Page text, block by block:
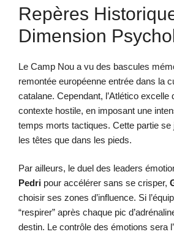
Repères
Dimension
Le Camp Nou a vu des bascules
remontée européenne entrée dans la
catalane. Cependant, l’Atlético excelle
contexte hostile, en imposant une
temps morts tactiques. Cette partie se
les têtes que dans les pieds.
Par ailleurs, le duel des leaders
Pedri pour accélérer sans se crisper,
choisir ses zones d’influence. Si
“respirer” après chaque pic
destin. Le contrôle des émotions sera